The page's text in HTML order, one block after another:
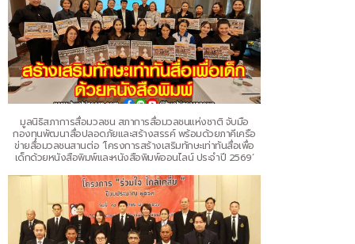
มูลนิธิสภาการสื่อมวลชน สภาการสื่อมวลชนแห่งชาติ จับมือ
กองทุนพัฒนาสื่อปลอดภัยและสร้างสรรค์ พร้อมด้วยภาคีเครือ
ข่ายสื่อมวลชนสานต่อ ‘โครงการสร้างเสริมทักษะเท่าทันสื่อเพื่อ
เด็กด้วยหนังสือพิมพ์และหนังสือพิมพ์ออนไลน์ ประจำปี 2569’